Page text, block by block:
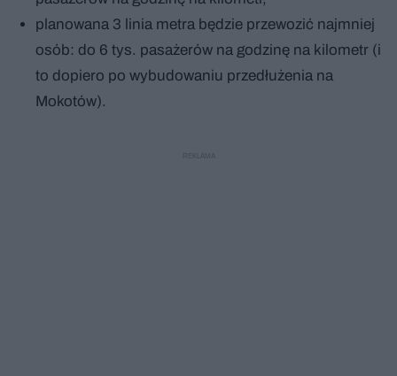
planowana 3 linia metra będzie przewozić najmniej
osób: do 6 tys. pasażerów na godzinę na kilometr (i
to dopiero po wybudowaniu przedłużenia na
Mokotów).